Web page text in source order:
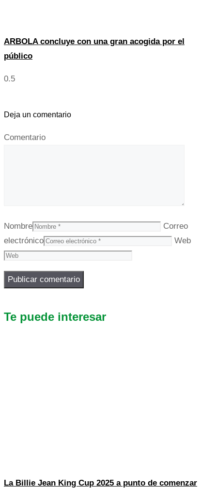
ARBOLA concluye con una gran acogida por el
público
Deja un comentario
Comentario
Nombre
Correo
electrónico
Web
Te puede interesar
La Billie Jean King Cup 2025 a punto de comenzar